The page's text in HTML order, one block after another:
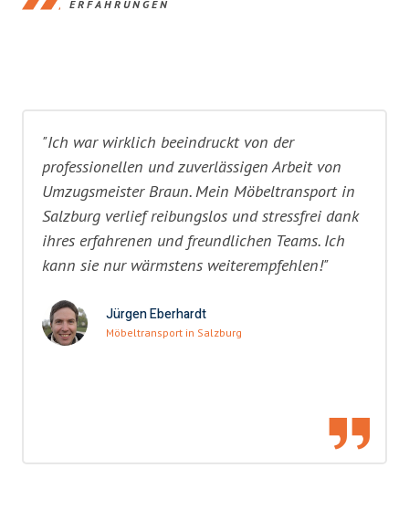
ERFAHRUNGEN
"Ich war wirklich beeindruckt von der
professionellen und zuverlässigen Arbeit von
Umzugsmeister Braun. Mein Möbeltransport in
Salzburg verlief reibungslos und stressfrei dank
ihres erfahrenen und freundlichen Teams. Ich
kann sie nur wärmstens weiterempfehlen!"
Jürgen Eberhardt
Möbeltransport in Salzburg